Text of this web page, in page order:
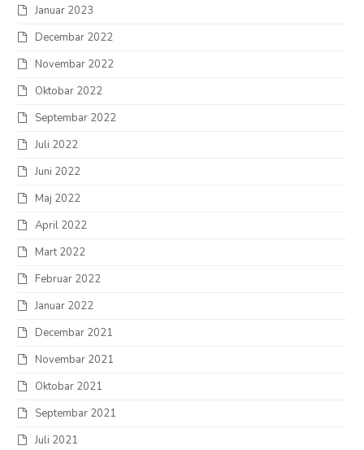
Januar 2023
Decembar 2022
Novembar 2022
Oktobar 2022
Septembar 2022
Juli 2022
Juni 2022
Maj 2022
April 2022
Mart 2022
Februar 2022
Januar 2022
Decembar 2021
Novembar 2021
Oktobar 2021
Septembar 2021
Juli 2021